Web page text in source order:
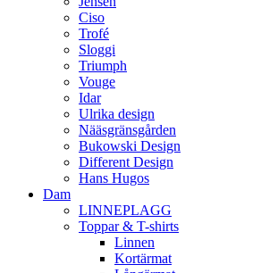
Ciso
Trofé
Sloggi
Triumph
Vouge
Idar
Ulrika design
Nääsgränsgården
Bukowski Design
Different Design
Hans Hugos
Dam
LINNEPLAGG
Toppar & T-shirts
Linnen
Kortärmat